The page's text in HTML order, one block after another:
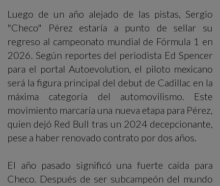
Luego de un año alejado de las pistas, Sergio
"Checo" Pérez estaría a punto de sellar su
regreso al campeonato mundial de Fórmula 1 en
2026. Según reportes del periodista Ed Spencer
para el portal Autoevolution, el piloto mexicano
será la figura principal del debut de Cadillac en la
máxima categoría del automovilismo. Este
movimiento marcaría una nueva etapa para Pérez,
quien dejó Red Bull tras un 2024 decepcionante,
pese a haber renovado contrato por dos años.
El año pasado significó una fuerte caída para
Checo. Después de ser subcampeón del mundo